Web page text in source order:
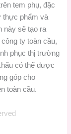
tem phụ, đặc
thực phẩm và
này sẽ tạo ra
ty toàn cầu,
phục thị trường
có thể được
góp cho
toàn cầu.